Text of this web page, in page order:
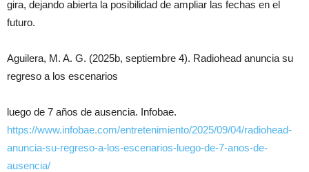
gira, dejando abierta la posibilidad de ampliar las fechas en el
futuro.
Aguilera, M. A. G. (2025b, septiembre 4). Radiohead anuncia su
regreso a los escenarios
luego de 7 años de ausencia. Infobae.
https://www.infobae.com/entretenimiento/2025/09/04/radiohead-
anuncia-su-regreso-a-los-escenarios-luego-de-7-anos-de-
ausencia/